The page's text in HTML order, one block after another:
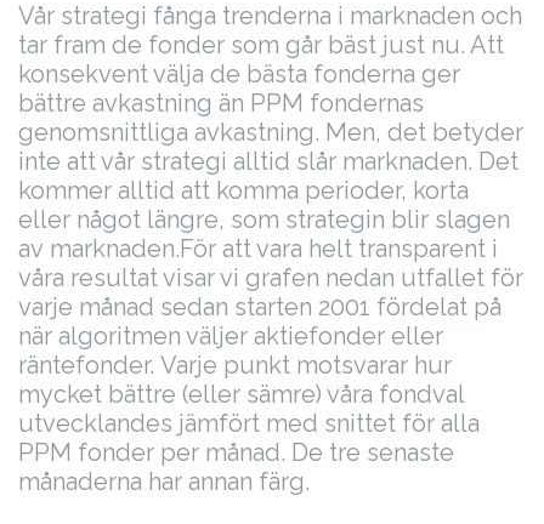
Vår strategi fånga trenderna i marknaden och
tar fram de fonder som går bäst just nu. Att
konsekvent välja de bästa fonderna ger
bättre avkastning än PPM fondernas
genomsnittliga avkastning. Men, det betyder
inte att vår strategi alltid slår marknaden. Det
kommer alltid att komma perioder, korta
eller något längre, som strategin blir slagen
av marknaden.För att vara helt transparent i
våra resultat visar vi grafen nedan utfallet för
varje månad sedan starten 2001 fördelat på
när algoritmen väljer aktiefonder eller
räntefonder. Varje punkt motsvarar hur
mycket bättre (eller sämre) våra fondval
utvecklandes jämfört med snittet för alla
PPM fonder per månad. De tre senaste
månaderna har annan färg.